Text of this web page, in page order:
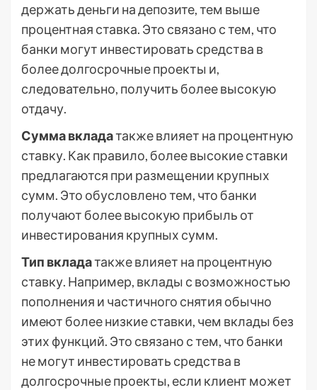
держать деньги на депозите, тем выше
процентная ставка. Это связано с тем, что
банки могут инвестировать средства в
более долгосрочные проекты и,
следовательно, получить более высокую
отдачу.
Сумма вкладатакже влияет на процентную
ставку. Как правило, более высокие ставки
предлагаются при размещении крупных
сумм. Это обусловлено тем, что банки
получают более высокую прибыль от
инвестирования крупных сумм.
Тип вкладатакже влияет на процентную
ставку. Например, вклады с возможностью
пополнения и частичного снятия обычно
имеют более низкие ставки, чем вклады без
этих функций. Это связано с тем, что банки
не могут инвестировать средства в
долгосрочные проекты, если клиент может